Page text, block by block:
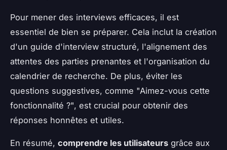
Pour mener des interviews efficaces, il est
essentiel de bien se préparer. Cela inclut la création
d'un guide d'interview structuré, l'alignement des
attentes des parties prenantes et l'organisation du
calendrier de recherche. De plus, éviter les
questions suggestives, comme "Aimez-vous cette
fonctionnalité ?", est crucial pour obtenir des
réponses honnêtes et utiles.
En résumé, comprendre les utilisateurs grâce aux